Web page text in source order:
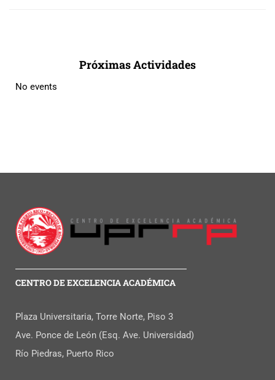
Próximas Actividades
No events
CENTRO DE EXCELENCIA ACADÉMICA
Plaza Universitaria, Torre Norte, Piso 3
Ave. Ponce de León (Esq. Ave. Universidad)
Río Piedras, Puerto Rico